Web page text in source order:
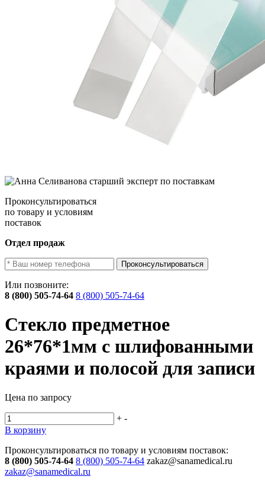
Проконсультироваться
по товару и условиям
поставок
Отдел продаж
Проконсультироваться
Или позвоните:
8 (800) 505-74-64 8 (800) 505-74-64
Стекло предметное
26*76*1мм с шлифованными
краями и полосой для записи
Цена по запросу
+ -
В корзину
Проконсультироваться по товару и условиям поставок:
8 (800) 505-74-64 8 (800) 505-74-64 zakaz@sanamedical.ru
zakaz@sanamedical.ru